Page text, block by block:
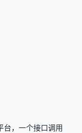
台，一个接口调用